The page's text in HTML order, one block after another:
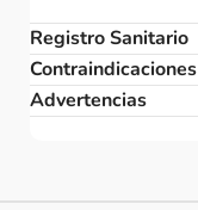
Registro Sanitario
Contraindicaciones
Advertencias